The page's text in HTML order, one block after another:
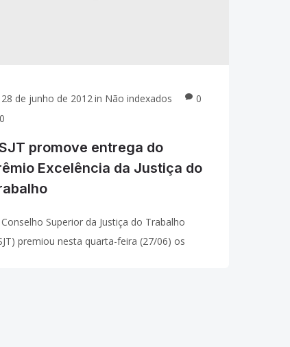
28 de junho de 2012 in Não indexados
0
0
promove entrega do
Excelência da Justiça do
Superior da Justiça do Trabalho
premiou nesta quarta-feira (27/06) os